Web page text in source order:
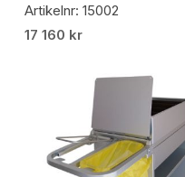
Artikelnr: 15002
17 160 kr